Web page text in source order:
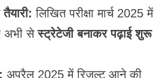
लिखित परीक्षा मार्च 2025 में
अभी सेस्ट्रेटेजी बनाकर पढ़ाई शुरू
अप्रैल 2025 में रिजल्ट आने की